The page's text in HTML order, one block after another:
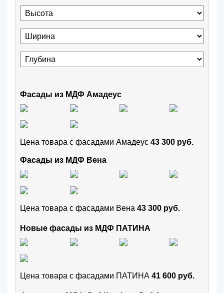
Фасады из МДФ Амадеус
Цена товара с фасадами Амадеус 43 300 руб.
Фасады из МДФ Вена
Цена товара с фасадами Вена 43 300 руб.
Новые фасады из МДФ ПАТИНА
Цена товара с фасадами ПАТИНА 41 600 руб.